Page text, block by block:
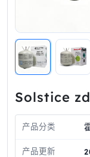
Solstice
产品分类
产品更新